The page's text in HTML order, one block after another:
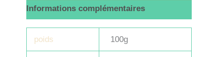
Informations complémentaires
poids 100g